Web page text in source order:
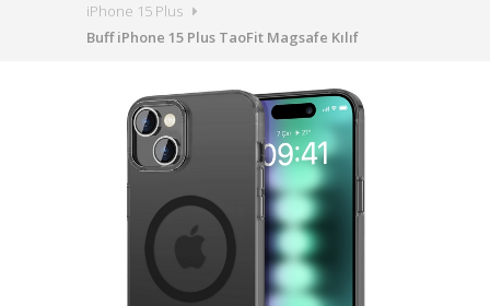
iPhone 15 Plus
Buff iPhone 15 Plus TaoFit Magsafe Kılıf